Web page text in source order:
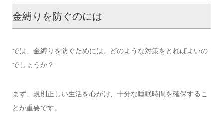
金縛りを防ぐのには
では、金縛りを防ぐためには、どのような対策をとればよいの
でしょうか？
まず、規則正しい生活を心がけ、十分な睡眠時間を確保するこ
とが重要です。